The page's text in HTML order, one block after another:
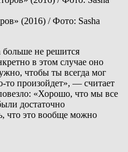
(2016) / Фото: Sasha
не решится
в этом случае оно
чтобы ты всегда мог
то произойдет», — считает
«Хорошо, что мы все
достаточно
что это вообще можно